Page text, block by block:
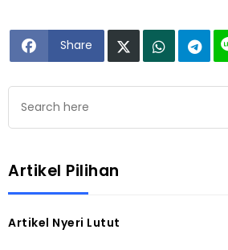
Share
Artikel Pilihan
Artikel Nyeri Lutut